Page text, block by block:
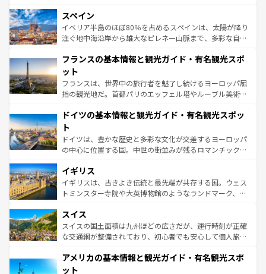
ろん、トスカーナの美しい田園風景やアマルフィ海岸の絶
景など、自然景観も見逃せない。観光の合間には、本場の
ピザやパスタなど、絶品のイタリア料理を堪能することも
ませてくれるイタリアで、忘れられない旅をしてみよう！
なお、新着のイタリア情報は
しい。
スペイン
イベリア半島のほぼ80％を占めるスペインは、太陽が降り
注ぐ地中海沿岸から雄大なピレネー山脈まで、多彩な自然
文化が根付くこの国では、情熱的なフラメンコ、熱気あふ
れる闘牛、そして美味しいタパスが生活の一部となってい
る。首都マドリードの洗練された雰囲気や、バルセロナの
アートに溢れた街角から、地方では古代ローマ遺跡や中世
せる。地方によって風土や気候が異なるスペインはその個
ンテンツ一覧 を参照してほしい。
フランスの基本情報と観光ガイド・有名観光スポ
ット
フランスは、世界中の旅行者を魅了し続けるヨーロッパ屈
指の観光地だ。首都パリのエッフェル塔やルーブル美術館
で、幅広い魅力が詰まっている。華麗な宮殿、歴史的な大
聖堂、美しいビーチ、そして豊かな自然が、訪れる者を心
から魅了する。また、フランスは美食の国としても知ら
れ、フランス料理はユネスコ無形文化遺産にも登録されて
香り高いラベンダー畑など、多彩な楽しみ方が可能だ。さ
らに、パリ以外の地域にも魅力が溢れており、どの街角に
も豊かな歴史と文化が息づいている。パリ以外の個性あふ
を参照してほしい。
ドイツの基本情報と観光ガイド・有名観光スポッ
ト
ドイツは、豊かな歴史と多彩な文化が交差するヨーロッパ
の中心に位置する国。中世の街並みが残るロマンチック街
顔を持つこの国は、どこを歩いても飽きることがない。ベ
ルリンの文化的活気、バイエルン州のアルプスの絶景、そ
してライン川沿いのワイン畑といった風景は必見。ビール
は、お酒好きな人にはぜひ体験してほしい。 なお、新着の
ドイツ情報はコンテンツ一覧を参照してほしい。
イギリス
イギリスは、古きよき伝統と最先端が共存する国。ウェス
トミンスター寺院や大英博物館のようなランドマーク、歴
リアごとに異なる魅力がある。また、優雅なアフタヌーン
ティー、ビール好きにはたまらない英国パブ、サッカー観
戦など、本場だからこそできる体験も豊富。イギリスを旅
ンツ一覧を参照してほしい。
スイス
スイスの国土面積は九州ほどの広さだが、運行時刻が正確
な交通網が整備されており、初心者でも安心して個人旅行
の建物がそのまま残る町や、スイスならではのユニークな
博物館もあり、アルプス観光だけでなく町歩きも満喫する
アメリカの基本情報と観光ガイド・有名観光スポ
ット